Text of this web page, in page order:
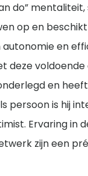
do”
op en
en
deze
en
persoon is hij
Ervaring in
zijn een